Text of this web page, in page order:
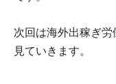
次回は海外出稼ぎ
見ていきます。